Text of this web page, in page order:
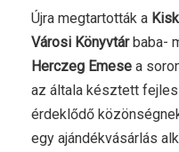
Újra megtartották a
Városi Könyvtárbaba-
Herczeg Emese a
az általa késztett
érdeklődő
egy ajándékvásárlás